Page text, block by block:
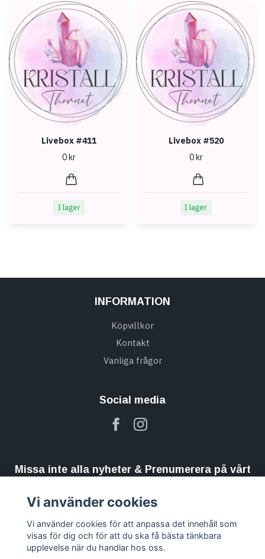
Livebox #411
0 kr
I lager
Livebox #520
0 kr
I lager
INFORMATION
Köpvillkor
Kontakt
Vanliga frågor
Social media
Missa inte alla nyheter & Prenumerera på vårt
Vi använder cookies
Vi använder cookies för att anpassa det innehåll som
visas för dig och för att du ska få bästa tänkbara
upplevelse när du handlar hos oss.